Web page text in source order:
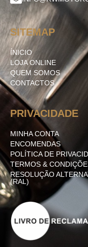
SITEMAP
ÍNICIO
LOJA ONLINE
QUEM SOMOS
CONTACTOS
PRIVACIDADE
MINHA CONTA
ENCOMENDAS
POLÍTICA DE
TERMOS &
RESOLUÇÃO
(RAL)